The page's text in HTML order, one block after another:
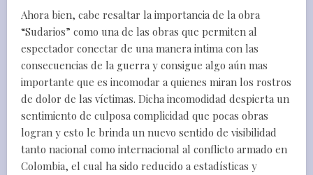
Ahora bien, cabe resaltar la importancia de la obra
“Sudarios” como una de las obras que permiten al
espectador conectar de una manera intima con las
consecuencias de la guerra y consigue algo aún mas
importante que es incomodar a quienes miran los rostros
de dolor de las víctimas. Dicha incomodidad despierta un
sentimiento de culposa complicidad que pocas obras
logran y esto le brinda un nuevo sentido de visibilidad
tanto nacional como internacional al conflicto armado en
Colombia, el cual ha sido reducido a estadísticas y